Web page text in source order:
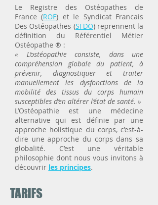
Le Registre des Ostéopathes de
France (ROF) et le Syndicat Francais
Des Ostéopathes (SFDO) reprennent la
définition du Référentiel Métier
Ostéopathe ® :
« L’ostéopathie consiste, dans une
compréhension globale du patient, à
prévenir, diagnostiquer et traiter
manuellement les dysfonctions de la
mobilité des tissus du corps humain
susceptibles d’en altérer l’état de santé. »
L’Ostéopathie est une médecine
alternative qui est définie par une
approche holistique du corps, c’est-à-
dire une approche du corps dans sa
globalité. C’est une véritable
philosophie dont nous vous invitons à
découvrir les principes.
TARIFS